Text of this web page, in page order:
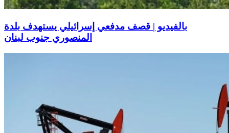
بالفيديو | قصف مدفعي إسرائيلي يستهدف بلدة
المنصوري جنوب لبنان